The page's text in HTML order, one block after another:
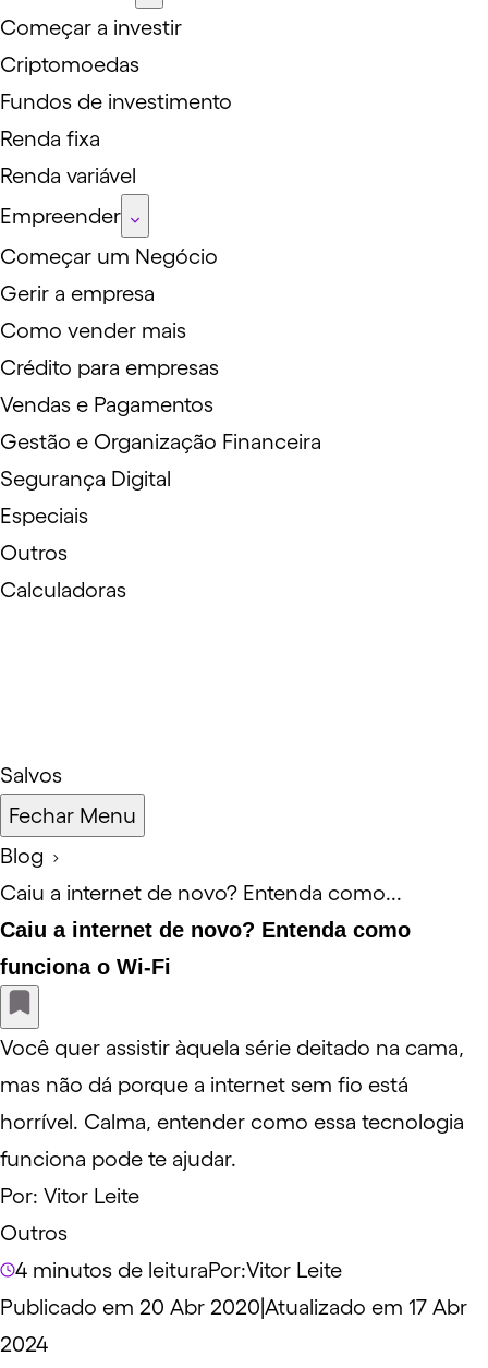
Começar a investir
Criptomoedas
Fundos de investimento
Renda fixa
Renda variável
Empreender
Começar um Negócio
Gerir a empresa
Como vender mais
Crédito para empresas
Vendas e Pagamentos
Gestão e Organização Financeira
Segurança Digital
Especiais
Outros
Calculadoras
Salvos
Fechar Menu
Blog
Caiu a internet de novo? Entenda como...
Caiu a internet de novo? Entenda como
funciona o Wi-Fi
Você quer assistir àquela série deitado na cama,
mas não dá porque a internet sem fio está
horrível. Calma, entender como essa tecnologia
funciona pode te ajudar.
Por: Vitor Leite
Outros
4 minutos de leituraPor:Vitor Leite
Publicado em 20 Abr 2020 Atualizado em 17 Abr
2024